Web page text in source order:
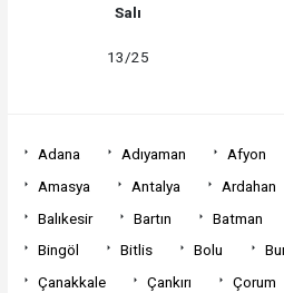
Salı
13/25
Adana Adıyaman Afyon
Amasya
Antalya Ardahan
Balıkesir
Bartın Batman
Bingöl
Bitlis Bolu
Çanakkale
Çankırı Çorum